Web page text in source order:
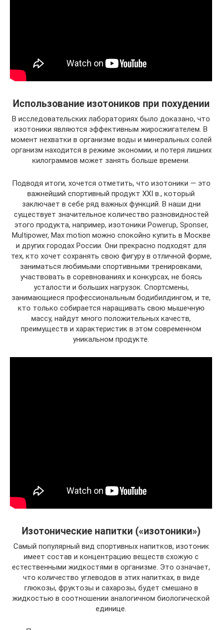
Использование изотоников при похудении
В исследовательских лабораториях было доказано, что
изотоники являются эффективным жиросжигателем. В
момент нехватки в организме воды и минеральных солей
организм находится в режиме экономии, и потеря лишних
килограммов может занять больше времени.
Подводя итоги, хочется отметить, что изотоники — это
важнейший спортивный продукт XXI в., который
заключает в себе ряд важных функций. В наши дни
существует значительное количество разновидностей
этого продукта, например, изотоники Powerup, Sponser,
Multipower, Max motion можно спокойно купить в Москве
и других городах России. Они прекрасно подходят для
тех, кто хочет сохранять свою фигуру в отличной форме,
заниматься любимыми спортивными тренировками,
участвовать в соревнованиях и конкурсах, не боясь
усталости и больших нагрузок. Спортсмены,
занимающиеся профессиональным бодибилдингом, и те,
кто только собирается наращивать свою мышечную
массу, найдут много положительных качеств,
преимуществ и характеристик в этом современном
уникальном продукте.
Изотонические напитки («изотоники»)
Самый популярный вид спортивных напитков, изотоник
имеет состав и концентрацию веществ схожую с
естественными жидкостями в организме. Это означает,
что количество углеводов в этих напитках, в виде
глюкозы, фруктозы и сахарозы, будет смешано в
жидкостью в соотношении аналогичном биологической
единице.